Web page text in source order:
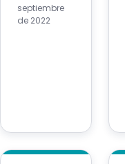
septiembre
de 2022